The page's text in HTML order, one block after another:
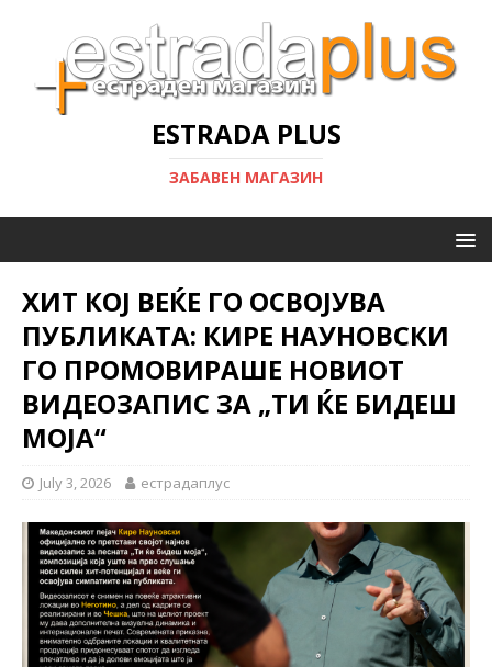
ESTRADA PLUS
ЗАБАВЕН МАГАЗИН
ХИТ КОЈ ВЕЌЕ ГО ОСВОЈУВА
ПУБЛИКАТА: КИРЕ НАУНОВСКИ
ГО ПРОМОВИРАШЕ НОВИОТ
ВИДЕОЗАПИС ЗА „ТИ ЌЕ БИДЕШ
МОЈА“
July 3, 2026 естрадаплус